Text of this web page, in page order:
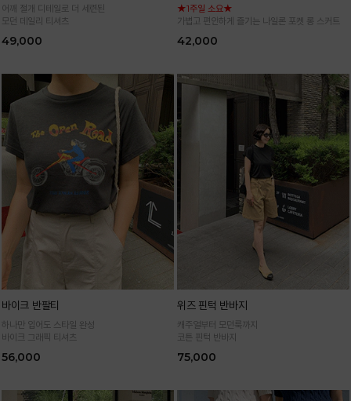
어깨 절개 디테일로 더 세련된
모던 데일리 티셔츠
49,000
★1주일 소요★
가볍고 편안하게 즐기는 나일론 포켓 롱 스커트
42,000
바이크 반팔티
하나만 입어도 스타일 완성
바이크 그래픽 티셔츠
56,000
위즈 핀턱 반바지
캐주얼부터 모던룩까지
코튼 핀턱 반바지
75,000